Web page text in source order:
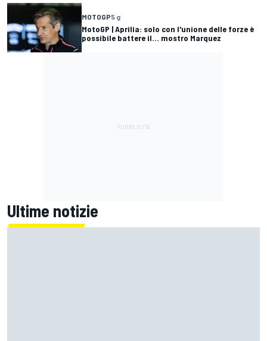
MOTOGP5 g
MotoGP | Aprilia: solo con l'unione delle forze è
possibile battere il... mostro Marquez
Ultime notizie